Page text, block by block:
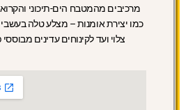
מרכיבים מהמטבח הים-תיכוני
כמו יצירת אומנות – מצלע טלה בעשבי
צלוי ועד לקינוחים עדינים